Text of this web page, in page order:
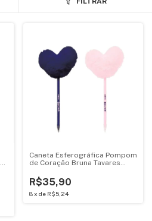
Caneta Esferográfica Pompom
de Coração Bruna Tavares
R$35,90
8 x de R$5,24